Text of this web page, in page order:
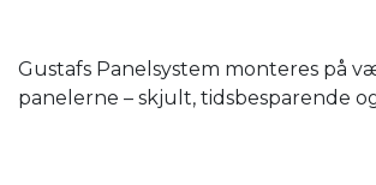
Gustafs Panelsystem monteres på
panelerne – skjult, tidsbesparende